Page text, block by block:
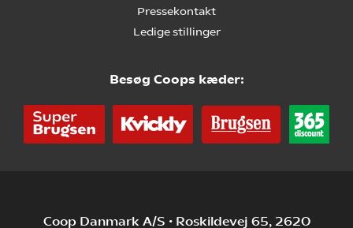
Pressekontakt
Ledige stillinger
Besøg Coops kæder:
Coop Danmark A/S • Roskildevej 65, 2620